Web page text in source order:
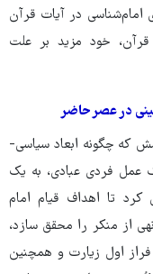
در آیات قرآن
خود مزید بر علت
در عصر حاضر
که چگونه ابعاد سیاسی-
عمل فردی عبادی، به یک
تا اهداف قیام امام
از منکر را محقق سازد،
اول زیارت و همچنین